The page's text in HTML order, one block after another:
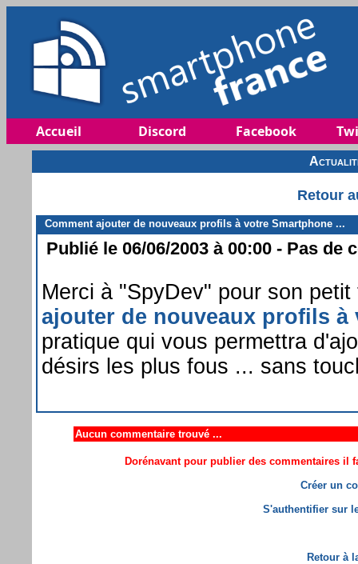
Accueil Discord Facebook
Retour
Comment ajouter de nouveaux profils à votre Smartphone ...
Publié le 06/06/2003 à 00:00 - Pas de
Merci à "SpyDev" pour son
ajouter de nouveaux profils à
pratique qui vous permettra
désirs les plus fous ... sans
Aucun commentaire trouvé ...
Dorénavant pour publier des commentaires il
Créer un
S'authentifier sur
Retour à